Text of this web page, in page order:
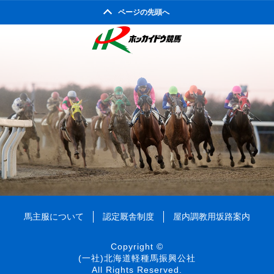
2009年03月
2008年01月
2007年02月
2007年01月
2006年03月
2006年02月
2006年01月
2005年07月
2005年04月
2005年03月
2005年02月
2005年01月
2004年06月
2004年05月
2004年04月
2004年03月
2004年02月
2004年01月
2003年07月
2003年06月
2003年05月
2003年04月
2003年01月
ページの先頭へ
馬主服について 認定厩舎制度 屋内調教用坂路案内
Copyright ©
(一社)北海道軽種馬振興公社
All Rights Reserved.